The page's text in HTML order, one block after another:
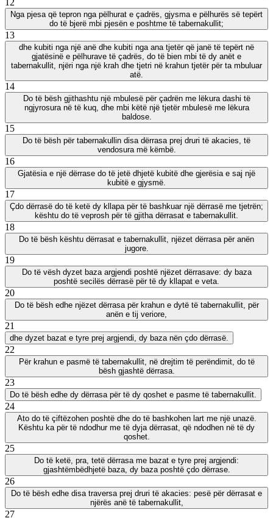
Nga pjesa që tepron nga pëlhurat e çadrës, gjysma e pëlhurës së tepërt
do të bjerë mbi pjesën e poshtme të tabernakullit;
13
dhe kubiti nga një anë dhe kubiti nga ana tjetër që janë të tepërt në
gjatësinë e pëlhurave të çadrës, do të bien mbi të dy anët e
tabernakullit, njëri nga një krah dhe tjetri në krahun tjetër për ta mbuluar
atë.
14
Do të bësh gjithashtu një mbulesë për çadrën me lëkura dashi të
ngjyrosura në të kuq, dhe mbi këtë një tjetër mbulesë me lëkura
baldose.
15
Do të bësh për tabernakullin disa dërrasa prej druri të akacies, të
vendosura më këmbë.
16
Gjatësia e një dërrase do të jetë dhjetë kubitë dhe gjerësia e saj një
kubitë e gjysmë.
17
Çdo dërrasë do të ketë dy kllapa për të bashkuar një dërrasë me tjetrën;
kështu do të veprosh për të gjitha dërrasat e tabernakullit.
18
Do të bësh kështu dërrasat e tabernakullit, njëzet dërrasa për anën
jugore.
19
Do të vësh dyzet baza argjendi poshtë njëzet dërrasave: dy baza
poshtë secilës dërrasë për të dy kllapat e veta.
20
Do të bësh edhe njëzet dërrasa për krahun e dytë të tabernakullit, për
anën e tij veriore,
21
dhe dyzet bazat e tyre prej argjendi, dy baza nën çdo dërrasë.
22
Për krahun e pasmë të tabernakullit, në drejtim të perëndimit, do të
bësh gjashtë dërrasa.
23
Do të bësh edhe dy dërrasa për të dy qoshet e pasme të tabernakullit.
24
Ato do të çiftëzohen poshtë dhe do të bashkohen lart me një unazë.
Kështu ka për të ndodhur me të dyja dërrasat, që ndodhen në të dy
qoshet.
25
Do të ketë, pra, tetë dërrasa me bazat e tyre prej argjendi:
gjashtëmbëdhjetë baza, dy baza poshtë çdo dërrase.
26
Do të bësh edhe disa traversa prej druri të akacies: pesë për dërrasat e
njërës anë të tabernakullit,
27